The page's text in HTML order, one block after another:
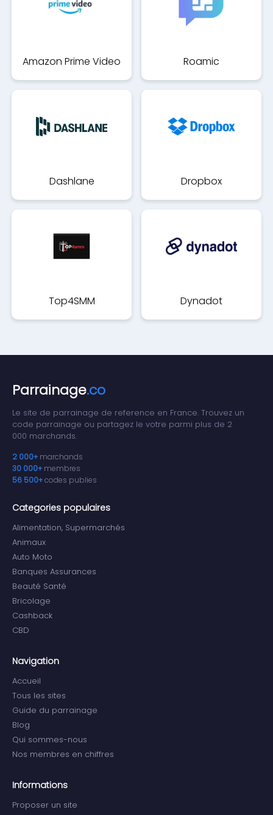
Amazon Prime Video Roamic
Dashlane Dropbox
Top4SMM Dynadot
Parrainage.co
Le site de parrainage de reference en France. Trouvez un
code parrainage ou partagez le votre parmi plus de 2
000 marchands.
2 000+ marchands
30 000+ membres
56 500+codes publies
Categories populaires
Alimentation, Supermarchés
Animaux
Auto Moto
Banques Assurances
Beauté Santé
Bricolage
Cashback
CBD
Navigation
Accueil
Tous les sites
Guide du parrainage
Blog
Qui sommes-nous
Nos membres en chiffres
Informations
Proposer un site